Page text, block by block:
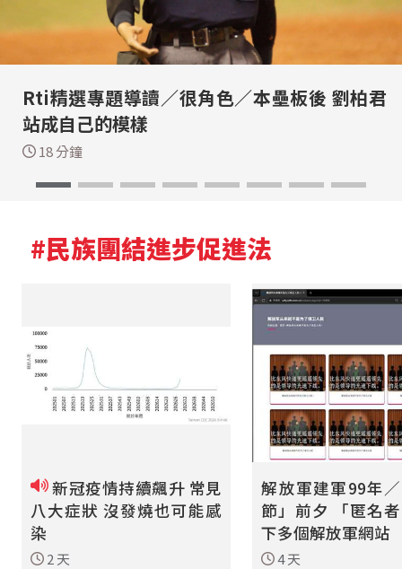
Rti精選專題導讀／很角色／本壘板後 劉柏君
站成自己的模樣
18 分鐘
#民族團結進步促進法
新冠疫情持續飆升 常見
八大症狀 沒發燒也可能感
染
2 天
解放軍建軍99年
節」前夕 「匿名
下多個解放軍網站
4 天